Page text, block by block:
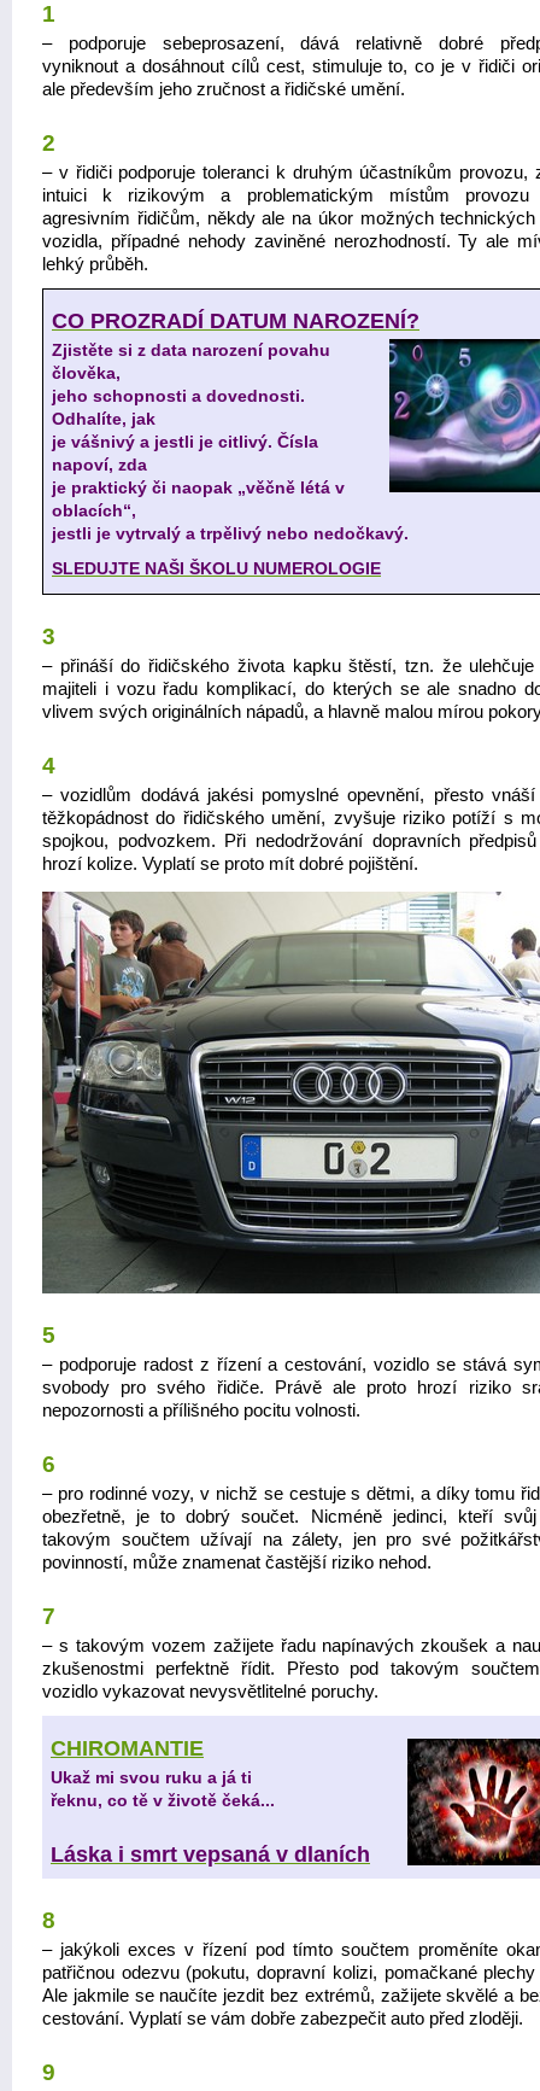
1
– podporuje sebeprosazení, dává relativně dobré
vyniknout a dosáhnout cílů cest, stimuluje to, co je v řidiči
ale především jeho zručnost a řidičské umění.
2
– v řidiči podporuje toleranci k druhým účastníkům provozu,
intuici k rizikovým a problematickým místům
agresivním řidičům, někdy ale na úkor možných technických
vozidla, případné nehody zaviněné nerozhodností. Ty ale
lehký průběh.
CO PROZRADÍ DATUM NAROZENÍ?
Zjistěte si z data narození povahu
člověka,
jeho schopnosti a dovednosti.
Odhalíte, jak
je vášnivý a jestli je citlivý. Čísla
napoví, zda
je praktický či naopak „věčně létá v
oblacích“,
jestli je vytrvalý a trpělivý nebo nedočkavý.
SLEDUJTE NAŠI ŠKOLU NUMEROLOGIE
3
– přináší do řidičského života kapku štěstí, tzn. že ulehčuje
majiteli i vozu řadu komplikací, do kterých se ale snadno
vlivem svých originálních nápadů, a hlavně malou mírou
4
– vozidlům dodává jakési pomyslné opevnění, přesto vnáší
těžkopádnost do řidičského umění, zvyšuje riziko potíží s
spojkou, podvozkem. Při nedodržování dopravních
hrozí kolize. Vyplatí se proto mít dobré pojištění.
5
– podporuje radost z řízení a cestování, vozidlo se stává
svobody pro svého řidiče. Právě ale proto hrozí riziko
nepozornosti a přílišného pocitu volnosti.
6
– pro rodinné vozy, v nichž se cestuje s dětmi, a díky tomu
obezřetně, je to dobrý součet. Nicméně jedinci, kteří
takovým součtem užívají na zálety, jen pro své
povinností, může znamenat častější riziko nehod.
7
– s takovým vozem zažijete řadu napínavých zkoušek a
zkušenostmi perfektně řídit. Přesto pod takovým
vozidlo vykazovat nevysvětlitelné poruchy.
CHIROMANTIE
Ukaž mi svou ruku a já ti
řeknu, co tě v životě čeká...
Láska i smrt vepsaná v dlaních
8
– jakýkoli exces v řízení pod tímto součtem proměníte
patřičnou odezvu (pokutu, dopravní kolizi, pomačkané plechy
Ale jakmile se naučíte jezdit bez extrémů, zažijete skvělé a
cestování. Vyplatí se vám dobře zabezpečit auto před zloději.
9